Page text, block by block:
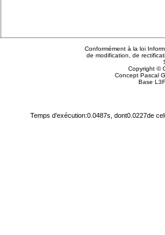
Conformément à la loi
de modification, de
Copyright ©
Concept Pascal
Base
Temps d'exécution:0.0487s, dont0.0227de